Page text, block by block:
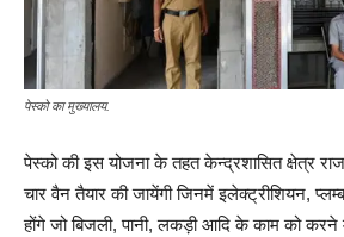
पेस्को का मुख्यालय.
पेस्को की इस योजना के तहत केन्द्रशासित क्षेत्र
चार वैन तैयार की जायेंगी जिनमें इलेक्ट्रीशियन,
होंगे जो बिजली, पानी, लकड़ी आदि के काम को करने